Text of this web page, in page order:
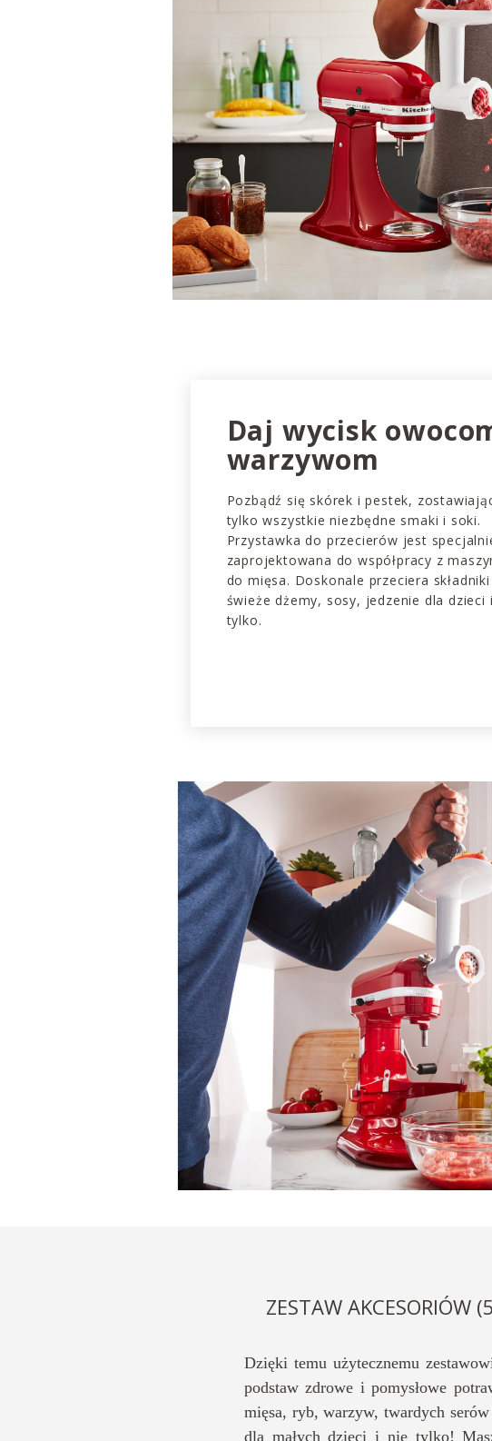
Daj wycisk
warzywom
Pozbądź się skórek i pestek,
tylko wszystkie niezbędne smaki i soki.
Przystawka do przecierów jest
zaprojektowana do współpracy z
do mięsa. Doskonale przeciera składniki
świeże dżemy, sosy, jedzenie dla dzieci
tylko.
ZESTAW AKCESORIÓW
Dzięki temu użytecznemu
podstaw zdrowe i pomysłowe
mięsa, ryb, warzyw, twardych
dla małych dzieci i nie tylko!